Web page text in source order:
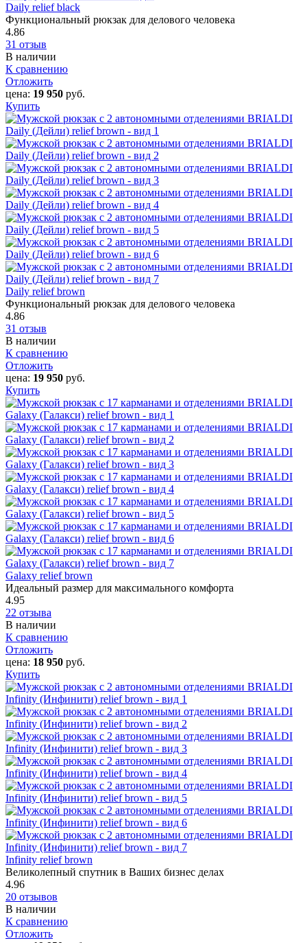
Daily relief black
Функциональный рюкзак для делового человека
4.86
31 отзыв
В наличии
К сравнению
Отложить
цена: 19 950 руб.
Купить
Daily relief brown
Функциональный рюкзак для делового человека
4.86
31 отзыв
В наличии
К сравнению
Отложить
цена: 19 950 руб.
Купить
Galaxy relief brown
Идеальный размер для максимального комфорта
4.95
22 отзыва
В наличии
К сравнению
Отложить
цена: 18 950 руб.
Купить
Infinity relief brown
Великолепный спутник в Ваших бизнес делах
4.96
20 отзывов
В наличии
К сравнению
Отложить